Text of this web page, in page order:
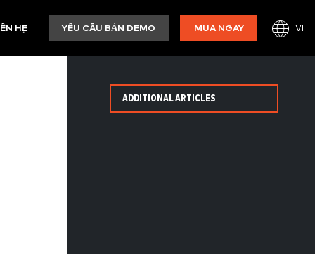
HỆ YÊU CẦU BẢN DEMO MUA NGAY VI
ADDITIONAL ARTICLES